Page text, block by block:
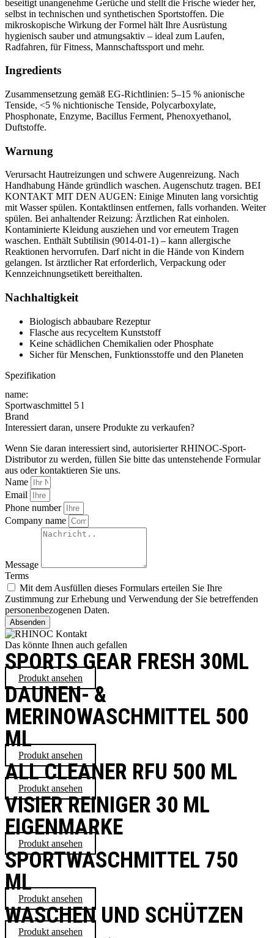
beseitigt unangenehme Gerüche und stellt die Frische wieder her,
selbst in technischen und synthetischen Sportstoffen. Die
mikroskopische Wirkung der Formel hält Ihre Ausrüstung
hygienisch sauber und atmungsaktiv – ideal zum Laufen,
Radfahren, für Fitness, Mannschaftssport und mehr.
Ingredients
Zusammensetzung gemäß EG-Richtlinien: 5–15 % anionische
Tenside, <5 % nichtionische Tenside, Polycarboxylate,
Phosphonate, Enzyme, Bacillus Ferment, Phenoxyethanol,
Duftstoffe.
Warnung
Verursacht Hautreizungen und schwere Augenreizung. Nach
Handhabung Hände gründlich waschen. Augenschutz tragen. BEI
KONTAKT MIT DEN AUGEN: Einige Minuten lang vorsichtig
mit Wasser spülen. Kontaktlinsen entfernen, falls vorhanden. Weiter
spülen. Bei anhaltender Reizung: Ärztlichen Rat einholen.
Kontaminierte Kleidung ausziehen und vor erneutem Tragen
waschen. Enthält Subtilisin (9014-01-1) – kann allergische
Reaktionen hervorrufen. Darf nicht in die Hände von Kindern
gelangen. Ist ärztlicher Rat erforderlich, Verpackung oder
Kennzeichnungsetikett bereithalten.
Nachhaltigkeit
Biologisch abbaubare Rezeptur
Flasche aus recyceltem Kunststoff
Keine schädlichen Chemikalien oder Phosphate
Sicher für Menschen, Funktionsstoffe und den Planeten
Spezifikation
name:
Sportwaschmittel 5 l
Brand
Interessiert daran, unsere Produkte zu verkaufen?
Wenn Sie daran interessiert sind, autorisierter RHINOC-Sport-
Distributor zu werden, füllen Sie bitte das untenstehende Formular
aus oder kontaktieren Sie uns.
Name
Email
Phone number
Company name
Message
Terms
Mit dem Ausfüllen dieses Formulars erteilen Sie Ihre
Zustimmung zur Erhebung und Verwendung der Sie betreffenden
personenbezogenen Daten.
Absenden
Das könnte Ihnen auch gefallen
SPORTS GEAR FRESH 30ML
Produkt ansehen
DAUNEN- &
MERINOWASCHMITTEL 500
ML
Produkt ansehen
ALL CLEANER RFU 500 ML
Produkt ansehen
VISIER REINIGER 30 ML
EIGENMARKE
Produkt ansehen
SPORTWASCHMITTEL 750
ML
Produkt ansehen
WASCHEN UND SCHÜTZEN
Produkt ansehen